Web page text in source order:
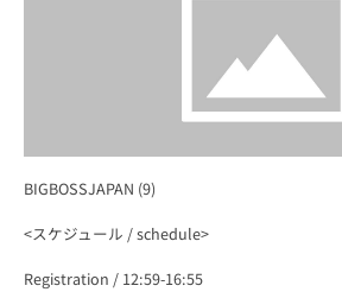
イ
ベ
BIGBOSSJAPAN (9)
<スケジュール / schedule>
Registration / 12:59-16:55